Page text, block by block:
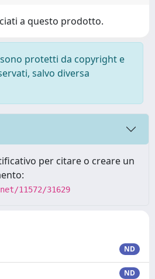
a questo prodotto.
protetti da copyright e
salvo diversa
per citare o creare un
11572/31629
ND
ND